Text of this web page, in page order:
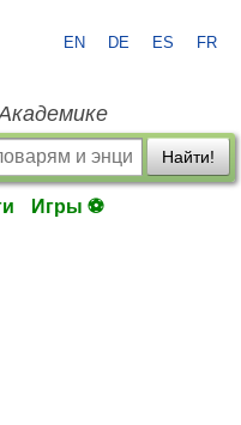
EN DE ES FR
Найти!
Игры ⚽